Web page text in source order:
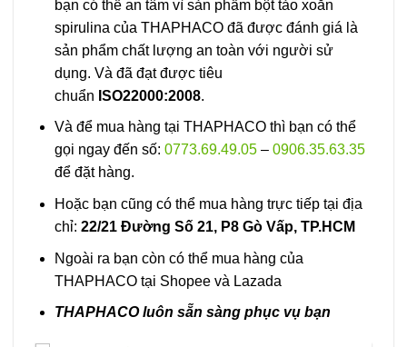
bạn có thể an tâm vì sản phẩm bột tảo xoắn
spirulina của THAPHACO đã được đánh giá là
sản phẩm chất lượng an toàn với người sử
dụng. Và đã đạt được tiêu
chuẩn ISO22000:2008.
Và để mua hàng tại THAPHACO thì bạn có thể
gọi ngay đến số: 0773.69.49.05– 0906.35.63.35
để đặt hàng.
Hoặc bạn cũng có thể mua hàng trực tiếp tại địa
chỉ: 22/21 Đường Số 21, P8 Gò Vấp, TP.HCM
Ngoài ra bạn còn có thể mua hàng của
THAPHACO tại Shopee và Lazada
THAPHACO luôn sẵn sàng phục vụ bạn